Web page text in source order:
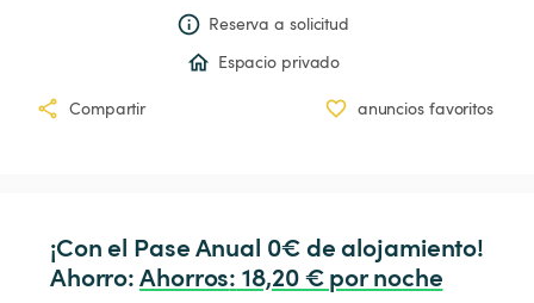
Reserva a solicitud
Espacio privado
Compartir anuncios favoritos
¡Con el Pase Anual 0€ de alojamiento!
Ahorro: Ahorros: 18,20 € por noche